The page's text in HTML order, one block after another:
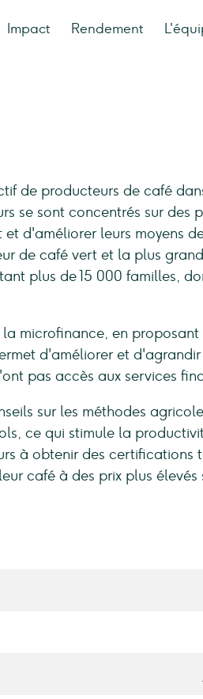
Impact Rendement
de producteurs de café
se sont concentrés sur des
d'améliorer leurs moyens
de café vert et la plus
plus de 15 000 familles,
microfinance, en proposant
d'améliorer et d'agrandir
pas accès aux services
sur les méthodes
ce qui stimule la
à obtenir des certifications
café à des prix plus élevés